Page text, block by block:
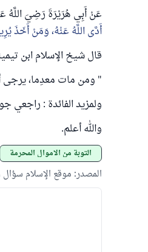
عَنْ أَبِي هُرَيْرَةَ رَضِيَ اللَّهُ
أَدَّى اللَّهُ عَنْهُ، وَمَنْ أَخَذَ
قال شيخ الإسلام ابن
" ومن مات معدِما، يرجى أن
ولمزيد الفائدة : راجعي
والله أعلم.
التوبة من الأموال المحرمة
المصدر: موقع الإسلام